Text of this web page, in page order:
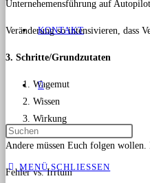
KONTAKT
MENÜ SCHLIESSEN
Unternehemensführung auf
Veränderung so intensivieren, dass
3. Schritte/Grundzutaten
Wagemut
Wissen
Wirkung
Andere müssen Euch folgen
Fehler vs. Irrtum